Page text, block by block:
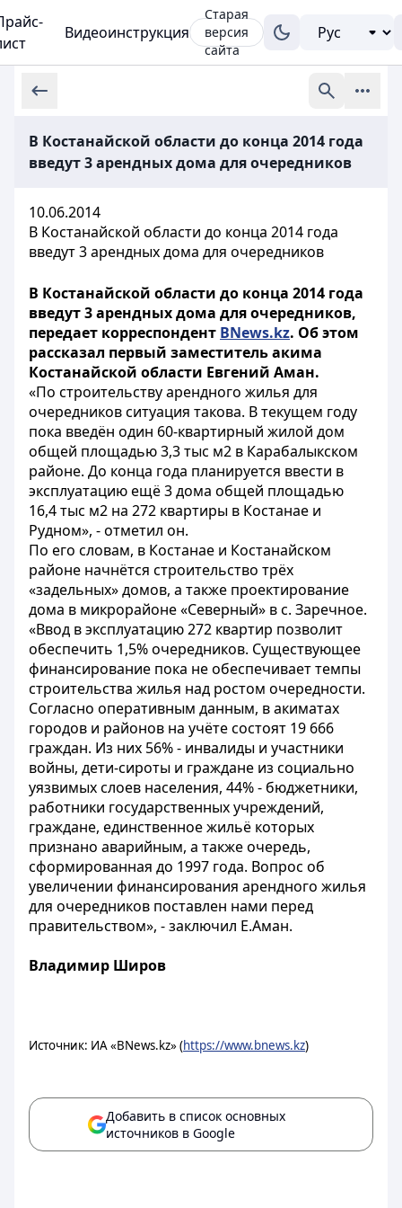
Видеоинструкция
Старая
версия
сайта
В Костанайской области до конца 2014 года
введут 3 арендных дома для очередников
10.06.2014
В Костанайской области до конца 2014 года
введут 3 арендных дома для очередников
В Костанайской области до конца 2014 года
введут 3 арендных дома для очередников,
передает корреспондент BNews.kz. Об этом
рассказал первый заместитель акима
Костанайской области Евгений Аман.
«По строительству арендного жилья для
очередников ситуация такова. В текущем году
пока введён один 60-квартирный жилой дом
общей площадью 3,3 тыс м2 в Карабалыкском
районе. До конца года планируется ввести в
эксплуатацию ещё 3 дома общей площадью
16,4 тыс м2 на 272 квартиры в Костанае и
Рудном», - отметил он.
По его словам, в Костанае и Костанайском
районе начнётся строительство трёх
«задельных» домов, а также проектирование
дома в микрорайоне «Северный» в с. Заречное.
«Ввод в эксплуатацию 272 квартир позволит
обеспечить 1,5% очередников. Существующее
финансирование пока не обеспечивает темпы
строительства жилья над ростом очередности.
Согласно оперативным данным, в акиматах
городов и районов на учёте состоят 19 666
граждан. Из них 56% - инвалиды и участники
войны, дети-сироты и граждане из социально
уязвимых слоев населения, 44% - бюджетники,
работники государственных учреждений,
граждане, единственное жильё которых
признано аварийным, а также очередь,
сформированная до 1997 года. Вопрос об
увеличении финансирования арендного жилья
для очередников поставлен нами перед
правительством», - заключил Е.Аман.
Владимир Широв
Источник: ИА «BNews.kz» (https://www.bnews.kz)
Добавить в список основных
источников в Google